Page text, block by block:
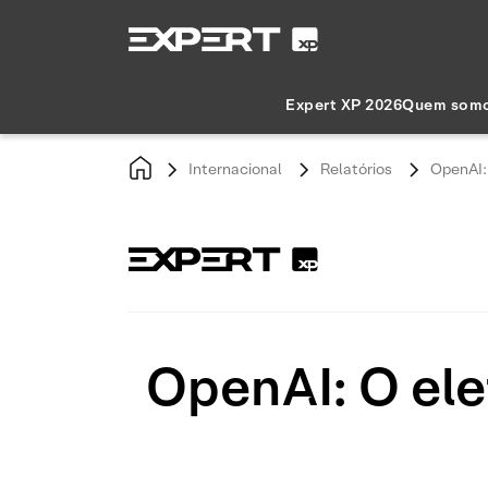
Expert XP 2026Quem
Internacional Relatórios
OpenAI: O